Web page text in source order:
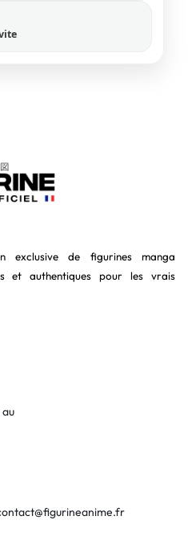
exclusive de figurines manga
et authentiques pour les vrais
au